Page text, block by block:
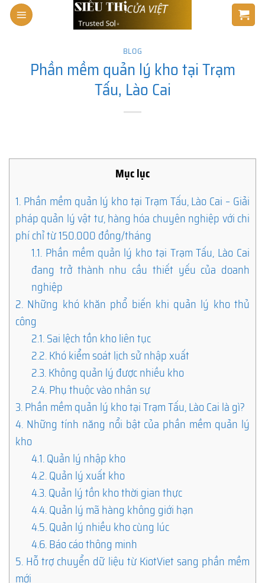
Skip
BLOG
Phần mềm quản lý kho tại Trạm
Tấu, Lào Cai
Mục lục
1. Phần mềm quản lý kho tại Trạm Tấu, Lào Cai – Giải
pháp quản lý vật tư, hàng hóa chuyên nghiệp với chi
phí chỉ từ 150.000 đồng/tháng
1.1. Phần mềm quản lý kho tại Trạm Tấu, Lào Cai
đang trở thành nhu cầu thiết yếu của doanh
nghiệp
2. Những khó khăn phổ biến khi quản lý kho thủ
công
2.1.Sai lệch tồn kho liên tục
2.2.Khó kiểm soát lịch sử nhập xuất
2.3.Không quản lý được nhiều kho
2.4.Phụ thuộc vào nhân sự
3.Phần mềm quản lý kho tại Trạm Tấu, Lào Cai là gì?
4. Những tính năng nổi bật của phần mềm quản lý
kho
4.1.Quản lý nhập kho
4.2.Quản lý xuất kho
4.3.Quản lý tồn kho thời gian thực
4.4.Quản lý mã hàng không giới hạn
4.5.Quản lý nhiều kho cùng lúc
4.6.Báo cáo thông minh
5. Hỗ trợ chuyển dữ liệu từ KiotViet sang phần mềm
mới